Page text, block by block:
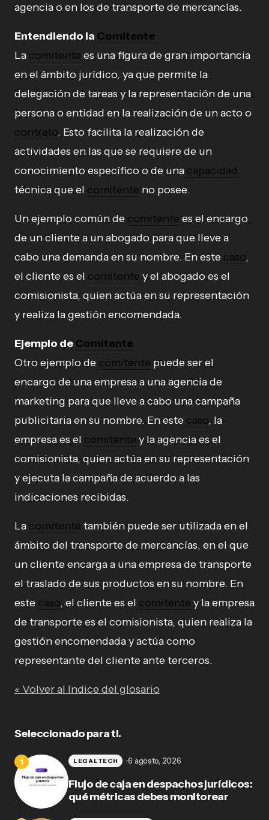
agencia o en los de transporte de mercancías.
Entendiendo la Comitente
La comitente es una figura de gran importancia
en el ámbito jurídico, ya que permite la
delegación de tareas y la representación de una
persona o entidad en la realización de un acto o
contrato. Esto facilita la realización de
actividades en las que se requiere de un
conocimiento específico o de una capacidad
técnica que el comitente no posee.
Un ejemplo común de comitente es el encargo
de un cliente a un abogado para que lleve a
cabo una demanda en su nombre. En este caso,
el cliente es el comitente y el abogado es el
comisionista, quien actúa en su representación
y realiza la gestión encomendada.
Ejemplo deComitente
Otro ejemplo de comitente puede ser el
encargo de una empresa a una agencia de
marketing para que lleve a cabo una campaña
publicitaria en su nombre. En este caso, la
empresa es el comitente y la agencia es el
comisionista, quien actúa en su representación
y ejecuta la campaña de acuerdo a las
indicaciones recibidas.
La comitente también puede ser utilizada en el
ámbito del transporte de mercancías, en el que
un cliente encarga a una empresa de transporte
el traslado de sus productos en su nombre. En
este caso, el cliente es el comitente y la empresa
de transporte es el comisionista, quien realiza la
gestión encomendada y actúa como
representante del cliente ante terceros.
« Volver al índice del glosario
Seleccionado para ti.
Flujo de caja en despachos jurídicos:
qué métricas debes monitorear
LEGALTECH 6 agosto, 2026